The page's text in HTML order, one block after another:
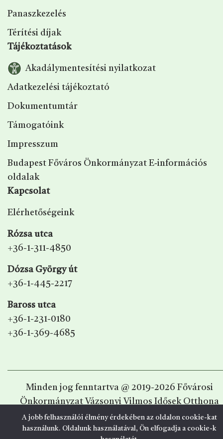
Panaszkezelés
Térítési díjak
Tájékoztatások
Akadálymentesítési nyilatkozat
Adatkezelési tájékoztató
Dokumentumtár
Támogatóink
Impresszum
Budapest Főváros Önkormányzat E‑információs
oldalak
Kapcsolat
Elérhetőségeink
Rózsa utca
+36-1-311-4850
Dózsa György út
+36-1-445-2217
Baross utca
+36-1-231-0180
+36-1-369-4685
Minden jog fenntartva @ 2019-2026 Fővárosi
Önkormányzat Vázsonyi Vilmos Idősek Otthona
Webfejlesztő:Nethon Studio
A jobb felhasználói élmény érdekében az oldalon cookie-kat
használunk. Oldalunk használatával, Ön elfogadja a cookie-k